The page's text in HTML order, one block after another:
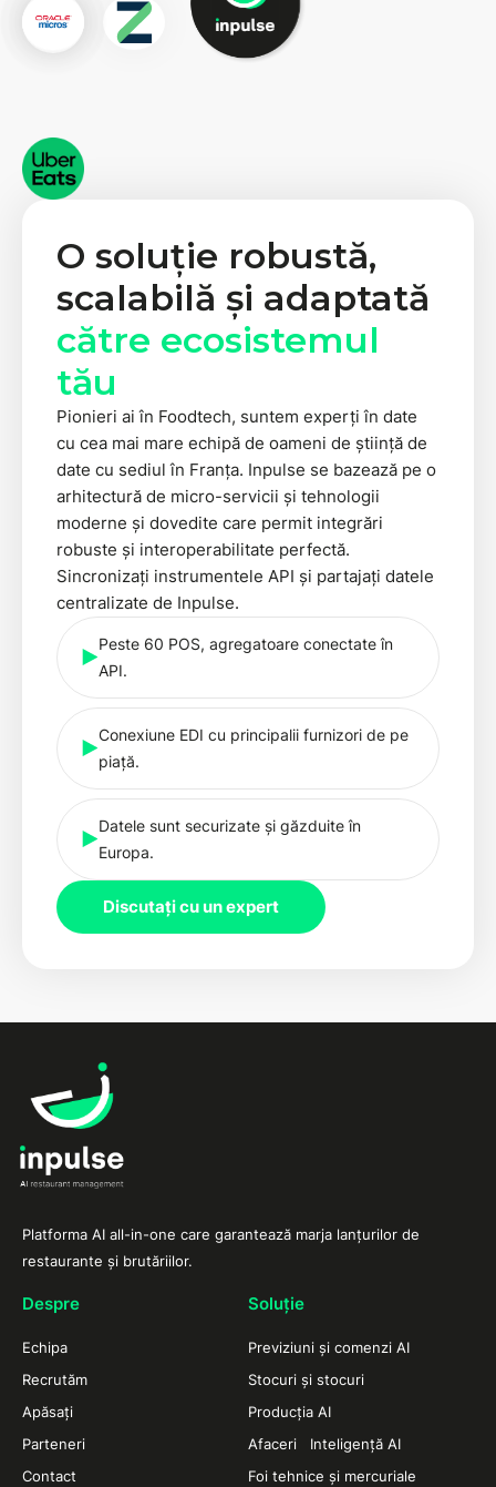
O soluție robustă,
scalabilă și adaptată
către ecosistemul
tău
Pionieri ai în Foodtech, suntem experți în date
cu cea mai mare echipă de oameni de știință de
date cu sediul în Franța. Inpulse se bazează pe o
arhitectură de micro-servicii și tehnologii
moderne și dovedite care permit integrări
robuste și interoperabilitate perfectă.
Sincronizați instrumentele API și partajați datele
centralizate de Inpulse.
Peste 60 POS, agregatoare conectate în
API.
Conexiune EDI cu principalii furnizori de pe
piață.
Datele sunt securizate și găzduite în
Europa.
Discutați cu un expert
Platforma AI all-in-one care garantează marja lanțurilor de
restaurante și brutăriilor.
Despre
Echipa
Recrutăm
Apăsați
Parteneri
Contact
Soluție
Previziuni și comenzi AI
Stocuri și stocuri
Producția AI
Afaceri Inteligență AI
Foi tehnice și mercuriale